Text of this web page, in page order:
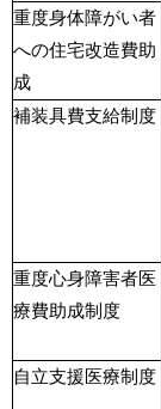
重度身体障がい者
への住宅改造費助
成
補装具費支給制度
重度心身障害者医
療費助成制度
自立支援医療制度